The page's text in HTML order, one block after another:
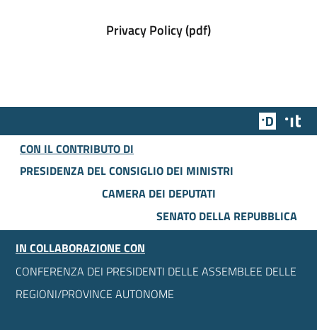
Privacy Policy (pdf)
Team
CON IL CONTRIBUTO DI
PRESIDENZA DEL CONSIGLIO DEI MINISTRI
CAMERA DEI DEPUTATI
SENATO DELLA REPUBBLICA
IN COLLABORAZIONE CON
CONFERENZA DEI PRESIDENTI DELLE ASSEMBLEE DELLE
REGIONI/PROVINCE AUTONOME